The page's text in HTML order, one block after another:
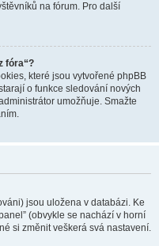
na fórum. Pro další
fóra“?
které jsou vytvořené phpBB
o funkce sledování nových
umožňuje. Smažte
jsou uložena v databázi. Ke
(obvykle se nachází v horní
si změnit veškerá svá nastavení.